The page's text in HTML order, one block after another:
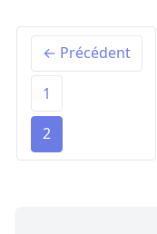
← Précédent
1
2